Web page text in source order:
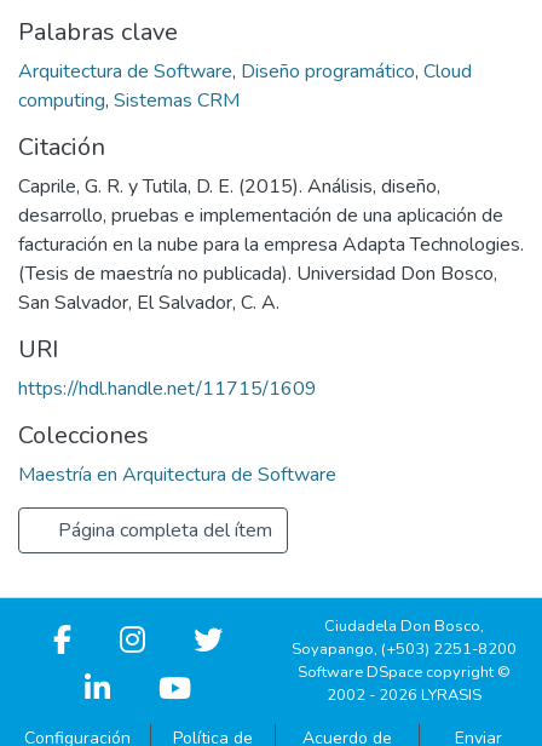
Palabras clave
Arquitectura de Software, Diseño programático, Cloud
computing, Sistemas CRM
Citación
Caprile, G. R. y Tutila, D. E. (2015). Análisis, diseño,
desarrollo, pruebas e implementación de una aplicación de
facturación en la nube para la empresa Adapta Technologies.
(Tesis de maestría no publicada). Universidad Don Bosco,
San Salvador, El Salvador, C. A.
URI
https://hdl.handle.net/11715/1609
Colecciones
Maestría en Arquitectura de Software
Página completa del ítem
Ciudadela Don Bosco,
Soyapango, (+503) 2251-8200
Software DSpace copyright ©
2002 - 2026 LYRASIS
Configuración Política de Acuerdo de Enviar